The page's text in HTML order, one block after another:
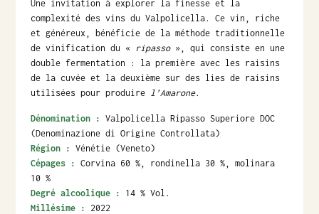
Une invitation à explorer la finesse et la
complexité des vins du Valpolicella. Ce vin, riche
et généreux, bénéficie de la méthode traditionnelle
de vinification du « ripasso», qui consiste en une
double fermentation : la première avec les raisins
de la cuvée et la deuxième sur des lies de raisins
utilisées pour produire l’Amarone.
Dénomination : Valpolicella Ripasso Superiore DOC
(Denominazione di Origine Controllata)
Région : Vénétie (Veneto)
Cépages : Corvina 60 %, rondinella 30 %, molinara
10 %
Degré alcoolique : 14 % Vol.
Millésime : 2022